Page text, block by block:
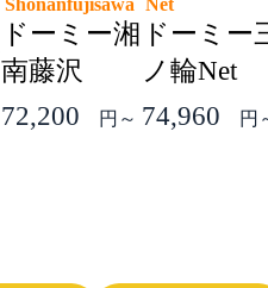
ドーミー湘
南藤沢
72,200
円～
ドーミー
ノ輪Net
74,960
円